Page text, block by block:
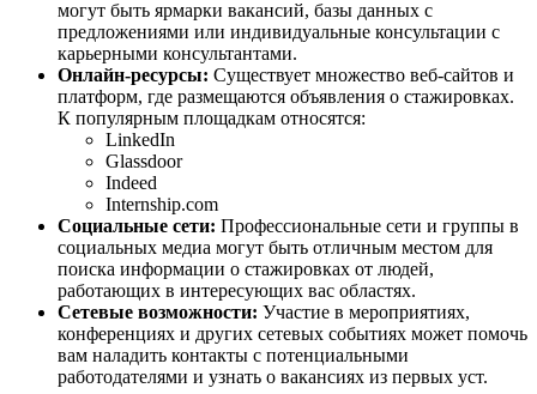
могут быть ярмарки вакансий, базы данных с
предложениями или индивидуальные консультации с
карьерными консультантами.
Онлайн-ресурсы: Существует множество веб-сайтов и
платформ, где размещаются объявления о стажировках.
К популярным площадкам относятся:
LinkedIn
Glassdoor
Indeed
Internship.com
Социальные сети: Профессиональные сети и группы в
социальных медиа могут быть отличным местом для
поиска информации о стажировках от людей,
работающих в интересующих вас областях.
Сетевые возможности: Участие в мероприятиях,
конференциях и других сетевых событиях может помочь
вам наладить контакты с потенциальными
работодателями и узнать о вакансиях из первых уст.